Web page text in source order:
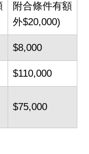
附合條件有額
外$20,000)
$8,000
$110,000
$75,000